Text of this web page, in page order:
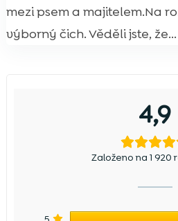
mezi psem a majitelem.Na
výborný čich. Věděli jste, že...
4,9
Založeno na 1 920